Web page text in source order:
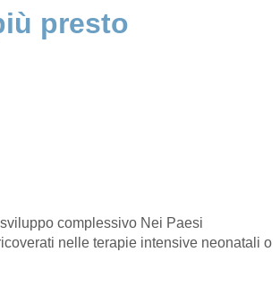
presto
complessivo Nei Paesi
nelle terapie intensive neonatali o